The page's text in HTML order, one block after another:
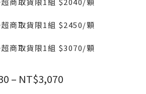
商取貨限1組 $2450/顆
商取貨限1組 $3070/顆
– NT$3,070